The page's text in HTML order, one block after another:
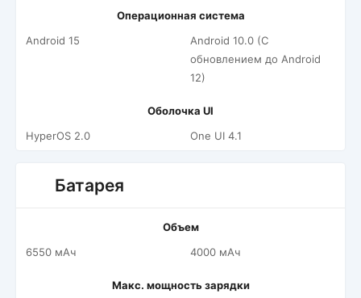
Операционная система
Android 15
Android 10.0 (С
обновлением до Android
12)
Оболочка UI
HyperOS 2.0
One UI 4.1
Батарея
Объем
6550 мАч
4000 мАч
Макс. мощность зарядки